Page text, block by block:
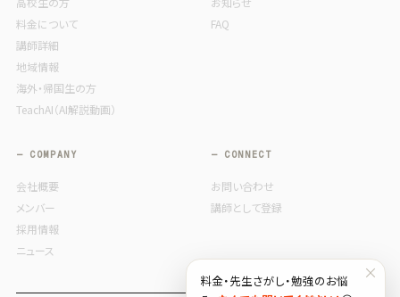
料金について
講師詳細
地域情報
海外・帰国生の方
TeachAI（AI解説動画）
FAQ
— COMPANY
会社概要
メンバー
採用情報
ニュース
— CONNECT
お問い合わせ
講師として登録
×
料金・先生さがし・勉強のお悩